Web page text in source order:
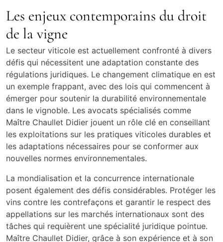
Les enjeux contemporains du droit
de la vigne
Le secteur viticole est actuellement confronté à divers
défis qui nécessitent une adaptation constante des
régulations juridiques. Le changement climatique en est
un exemple frappant, avec des lois qui commencent à
émerger pour soutenir la durabilité environnementale
dans le vignoble. Les avocats spécialisés comme
Maître Chaullet Didier jouent un rôle clé en conseillant
les exploitations sur les pratiques viticoles durables et
les adaptations nécessaires pour se conformer aux
nouvelles normes environnementales.
La mondialisation et la concurrence internationale
posent également des défis considérables. Protéger les
vins contre les contrefaçons et garantir le respect des
appellations sur les marchés internationaux sont des
tâches qui requièrent une spécialité juridique pointue.
Maître Chaullet Didier, grâce à son expérience et à son